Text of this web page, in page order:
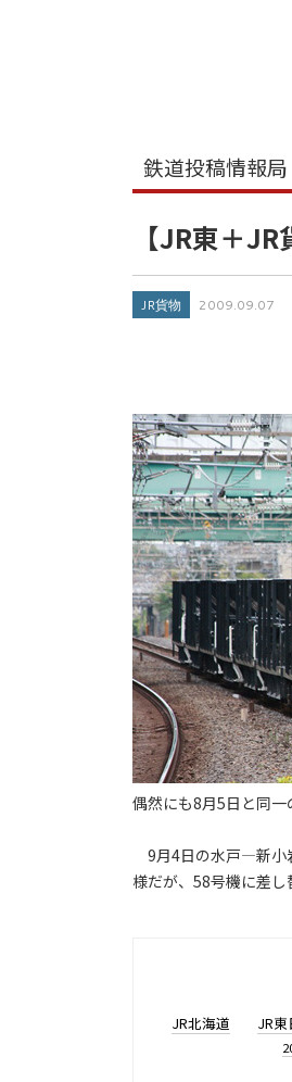
鉄道投稿情報局
【JR東＋
JR貨物 2009.09.07
偶然にも8月5日と同一
9月4日の水戸―新小
様だが、58号機に差し
JR北海道 JR